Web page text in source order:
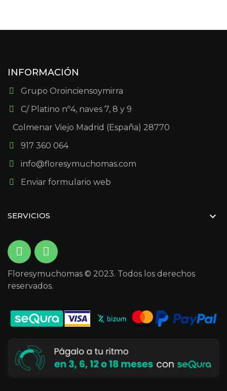
INFORMACIÓN
Grupo Oroinciensoymirra
C/ Platino nº4, naves 7, 8 y 9
Colmenar Viejo Madrid (España) 28770
917 360 064
info@floresymuchomas.com
Enviar formulario web
SERVICIOS 
Floresymuchomas © 2023. Todos los derechos
reservados.